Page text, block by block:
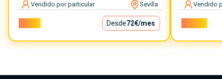
Vendido por particular Sevilla
Desde72€/mes
Vendido